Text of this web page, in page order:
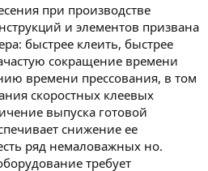
при производстве
и элементов призвана
быстрее клеить, быстрее
сокращение времени
времени прессования, в том
скоростных клеевых
выпуска готовой
снижение ее
ряд немаловажных но.
требует